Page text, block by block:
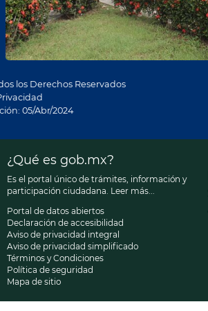
los Derechos Reservados
05/Abr/2024
¿Qué es gob.mx?
Es el portal único de trámites, información y
participación ciudadana. Leer más...
Portal de datos abiertos
Declaración de accesibilidad
Aviso de privacidad integral
Aviso de privacidad simplificado
Términos y Condiciones
Política de seguridad
Mapa de sitio